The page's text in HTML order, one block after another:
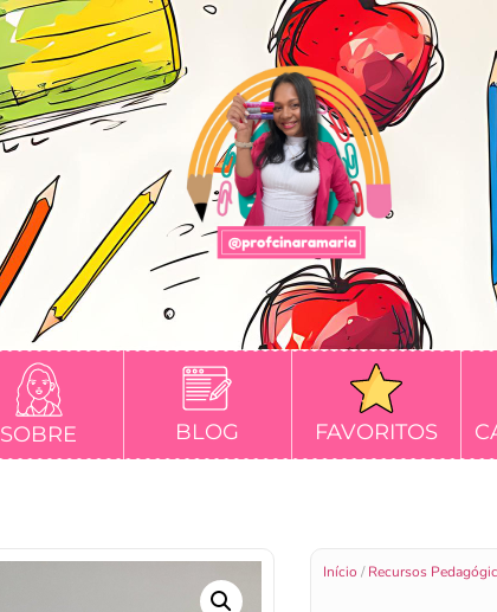
SOBRE BLOG FAVORITOS
Início /Recursos